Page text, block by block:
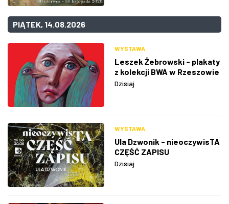
PIĄTEK, 14.08.2026
WYSTAWA
Leszek Żebrowski - plakaty
z kolekcji BWA w Rzeszowie
Dzisiaj
WYSTAWA
Ula Dzwonik - nieoczywisTA
CZĘŚĆ ZAPISU
Dzisiaj